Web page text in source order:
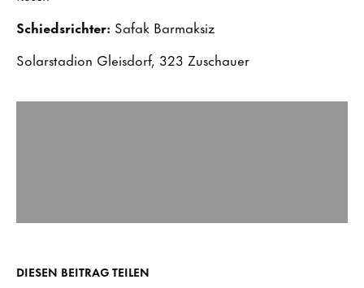
Schiedsrichter: Safak Barmaksiz
Solarstadion Gleisdorf, 323 Zuschauer
DIESEN BEITRAG TEILEN